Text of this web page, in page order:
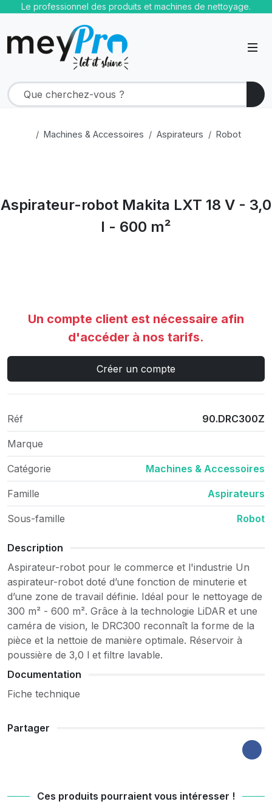
Le professionnel des produits et machines de nettoyage.
Machines & Accessoires Aspirateurs Robot
Aspirateur-robot Makita LXT 18 V - 3,0
l - 600 m²
Un compte client est nécessaire afin
d'accéder à nos tarifs.
Créer un compte
Réf 90.DRC300Z
Marque
Catégorie Machines & Accessoires
Famille Aspirateurs
Sous-famille Robot
Description
Aspirateur-robot pour le commerce et l'industrie Un
aspirateur-robot doté d’une fonction de minuterie et
d’une zone de travail définie. Idéal pour le nettoyage de
300 m² - 600 m². Grâce à la technologie LiDAR et une
caméra de vision, le DRC300 reconnaît la forme de la
pièce et la nettoie de manière optimale. Réservoir à
poussière de 3,0 l et filtre lavable.
Documentation
Fiche technique
Partager
Ces produits pourraient vous intéresser !